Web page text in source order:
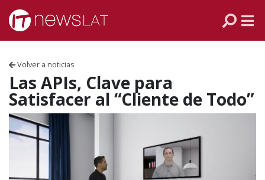
Skip to content
Volver a noticias
Las APIs, Clave para
Satisfacer al “Cliente de Todo”
ECUADOR